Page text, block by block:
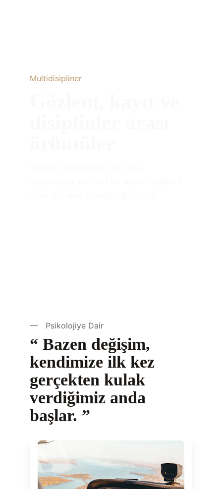
Multidisipliner
— Psikolojiye Dair
“ Bazen değişim,
kendimize ilk kez
gerçekten kulak
verdiğimiz anda
başlar. ”